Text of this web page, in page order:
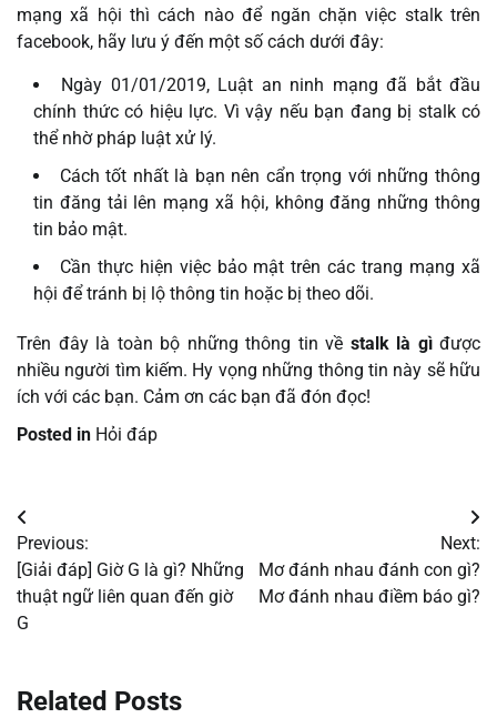
mạng xã hội thì cách nào để ngăn chặn việc stalk trên
facebook, hãy lưu ý đến một số cách dưới đây:
Ngày 01/01/2019, Luật an ninh mạng đã bắt đầu
chính thức có hiệu lực. Vì vậy nếu bạn đang bị stalk có
thể nhờ pháp luật xử lý.
Cách tốt nhất là bạn nên cẩn trọng với những thông
tin đăng tải lên mạng xã hội, không đăng những thông
tin bảo mật.
Cần thực hiện việc bảo mật trên các trang mạng xã
hội để tránh bị lộ thông tin hoặc bị theo dõi.
Trên đây là toàn bộ những thông tin về stalk là gìđược
nhiều người tìm kiếm. Hy vọng những thông tin này sẽ hữu
ích với các bạn. Cảm ơn các bạn đã đón đọc!
Posted in Hỏi đáp
Điều
hướng
bài
Previous:
[Giải đáp] Giờ G là gì? Những
thuật ngữ liên quan đến giờ
G
Next:
Mơ đánh nhau đánh con gì?
Mơ đánh nhau điềm báo gì?
Related Posts